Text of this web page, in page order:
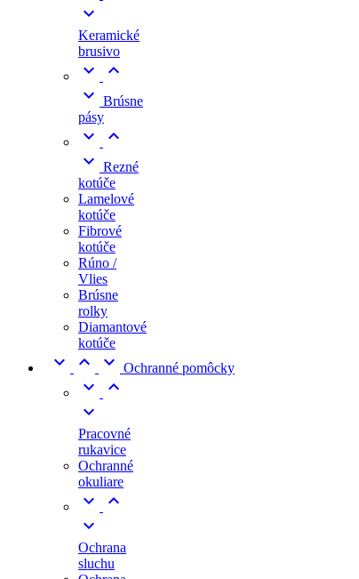

Keramické
brusivo


 Brúsne
pásy


 Rezné
kotúče
Lamelové
kotúče
Fibrové
kotúče
Rúno /
Vlies
Brúsne
rolky
Diamantové
kotúče
   Ochranné pomôcky



Pracovné
rukavice
Ochranné
okuliare



Ochrana
sluchu